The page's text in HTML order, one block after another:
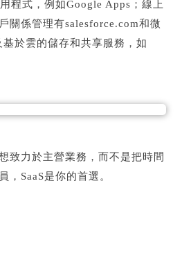
程式，例如Google Apps；線上
關係管理有salesforce.com和微
於雲的儲存和共享服務，如
致力於主營業務，而不是把時間
，SaaS是你的首選。